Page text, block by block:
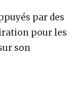
par des
pour les
son